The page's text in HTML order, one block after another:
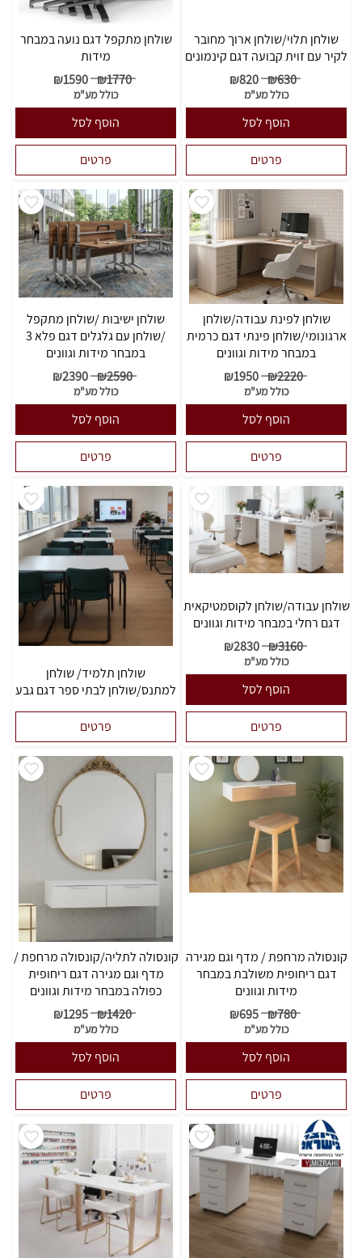
שולחן תלוי/שולחן ארוך מחובר
לקיר עם זוית קבועה דגם קינמונים
₪630
₪820
כולל מע"מ
הוסף לסל
פרטים
שולחן מתקפל דגם נועה במבחר
מידות
₪1770
₪1590
כולל מע"מ
הוסף לסל
פרטים
שולחן לפינת עבודה/שולחן
ארגונומי/שולחן פינתי דגם כרמית
במבחר מידות וגוונים
₪2220
₪1950
כולל מע"מ
הוסף לסל
פרטים
שולחן ישיבות /שולחן מתקפל
/שולחן עם גלגלים דגם פלא 3
במבחר מידות וגוונים
₪2590
₪2390
כולל מע"מ
הוסף לסל
פרטים
שולחן עבודה/שולחן לקוסמטיקאית
דגם רחלי במבחר מידות וגוונים
₪3160
₪2830
כולל מע"מ
הוסף לסל
פרטים
שולחן תלמיד/ שולחן
למתנס/שולחן לבתי ספר דגם גבע
פרטים
קונסולה מרחפת / מדף וגם מגירה
דגם ריחופית משולבת במבחר
מידות וגוונים
₪780
₪695
כולל מע"מ
הוסף לסל
פרטים
קונסולה לתליה/קונסולה מרחפת /
מדף וגם מגירה דגם ריחופית
כפולה במבחר מידות וגוונים
₪1420
₪1295
כולל מע"מ
הוסף לסל
פרטים